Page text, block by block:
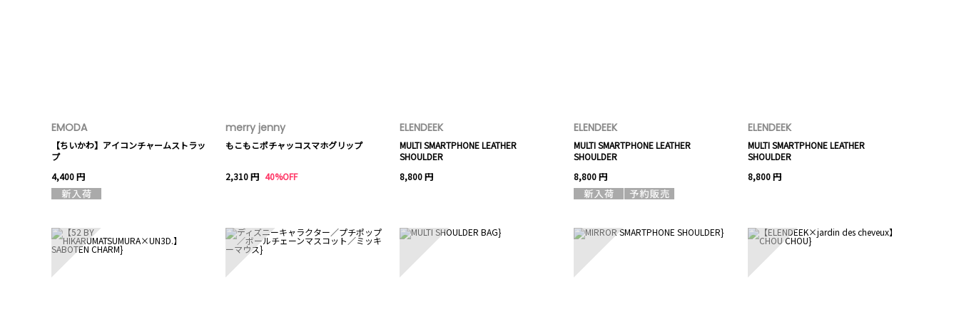
EMODA
【ちいかわ】アイコンチャームストラッ
プ
4,400 円
merry jenny
もこもこポチャッコスマホグリップ
2,310 円 40%OFF
ELENDEEK
MULTI SMARTPHONE LEATHER
SHOULDER
8,800 円
ELENDEEK
MULTI SMARTPHONE LEATHER
SHOULDER
8,800 円
ELENDEEK
MULTI SMARTPHONE LEATHER
SHOULDER
8,800 円